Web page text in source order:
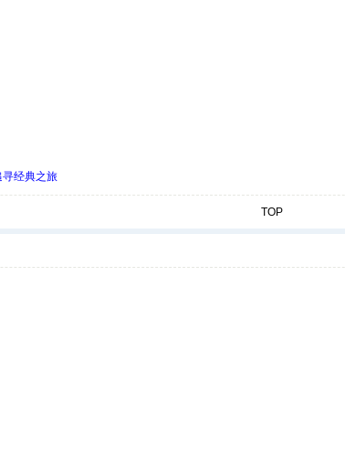
经典之旅
TOP